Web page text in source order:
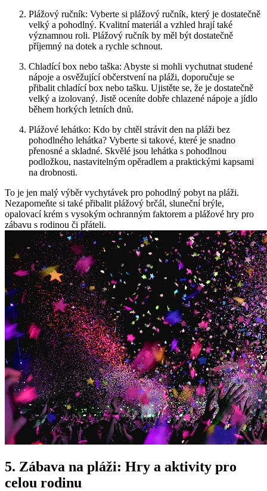
Plážový⁢ ručník: Vyberte si plážový ručník, který ⁤je dostatečně⁢
velký a pohodlný. Kvalitní ​materiál a vzhled hrají​ také
významnou ​roli. Plážový ručník by měl být​ dostatečně⁤
příjemný na ⁣dotek a rychle ‍schnout.
Chladící ​box nebo taška: Abyste si ⁤mohli‌ vychutnat studené
nápoje a osvěžující občerstvení na pláži, doporučuje​ se
přibalit chladící ‍box nebo tašku. Ujistěte ⁤se, že je dostatečně
velký ​a izolovaný. Jistě oceníte dobře chlazené ⁤nápoje ⁢a jídlo‌
během horkých letních ⁢dnů.
Plážové lehátko: Kdo by chtěl ⁤strávit den na pláži⁣ bez⁣
pohodlného lehátka? Vyberte si takové, ⁣které je snadno
přenosné a skladné. Skvělé jsou lehátka s pohodlnou
podložkou, nastavitelným‌ opěradlem a⁤ praktickými kapsami
na drobnosti.
To je jen malý výběr vychytávek pro pohodlný pobyt‌ na pláži.
Nezapomeňte si také přibalit plážový ⁢brčál,⁤ sluneční brýle,
opalovací krém s vysokým ochranným ​faktorem a plážové hry pro
zábavu s ‌rodinou‍ či přáteli.
5.‍ Zábava na pláži: Hry a ​aktivity⁤ pro
⁣celou rodinu